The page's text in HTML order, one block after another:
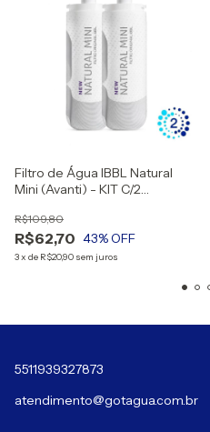
Filtro de Água IBBL Natural
Mini (Avanti) - KIT C/2
R$62,70
R$109,80
43% OFF
3x de R$20,90 sem juros
5511939327873
atendimento@gotagua.com.br